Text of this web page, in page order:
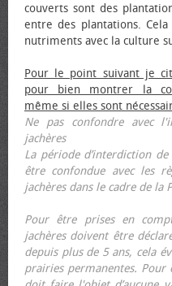
couverts sont des
entre des plantations.
nutriments avec la culture
Pour le point suivant je
pour bien montrer la
même si elles sont
Ne pas confondre avec
jachères
La période d’interdiction
être confondue avec les
jachères dans le cadre de la
Pour être prises en
jachères doivent être
depuis plus de 5 ans, cela
prairies permanentes. Pour